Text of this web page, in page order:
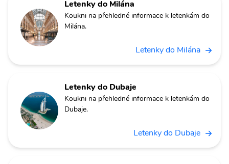
Letenky do Milána
Koukni na přehledné informace k letenkám do
Milána.
Letenky do Milána
Letenky do Dubaje
Koukni na přehledné informace k letenkám do
Dubaje.
Letenky do Dubaje